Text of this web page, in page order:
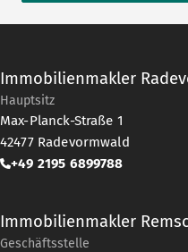
Immobilienmakler
Hauptsitz
Max-Planck-Straße 1
42477 Radevormwald
+49 2195 6899788
Immobilienmakler
Geschäftsstelle